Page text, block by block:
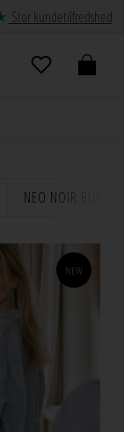
Stor kundetilfredshed
NEO NOIR BUKSER
NEW